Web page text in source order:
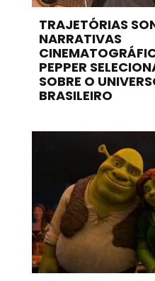
TRAJETÓRIAS
NARRATIVAS
PEPPER
SOBRE O
BRASILEIRO